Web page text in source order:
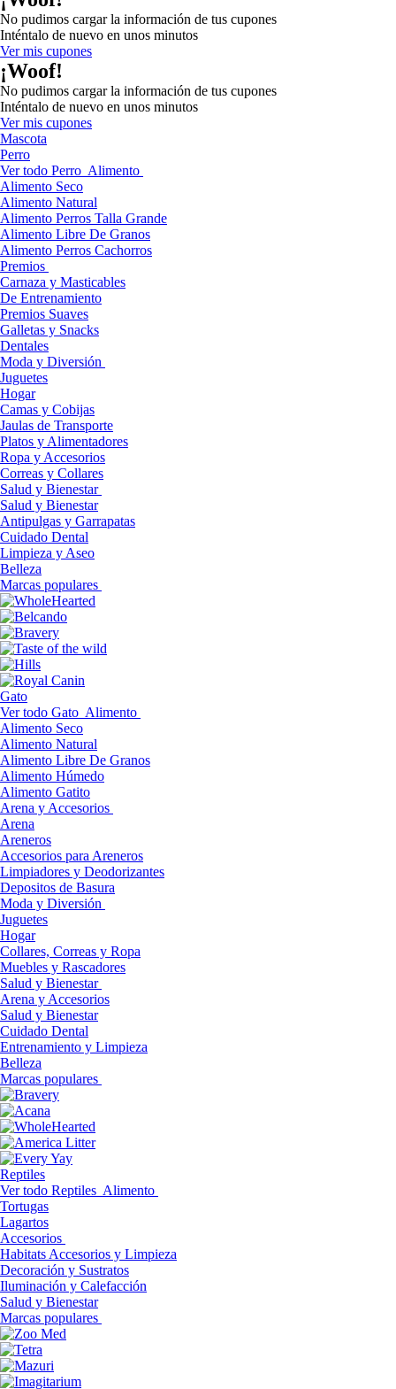
No pudimos cargar la información de tus cupones
Inténtalo de nuevo en unos minutos
Ver mis cupones
¡Woof!
No pudimos cargar la información de tus cupones
Inténtalo de nuevo en unos minutos
Ver mis cupones
Mascota
Perro
Ver todo Perro Alimento
Alimento Seco
Alimento Natural
Alimento Perros Talla Grande
Alimento Libre De Granos
Alimento Perros Cachorros
Premios
Carnaza y Masticables
De Entrenamiento
Premios Suaves
Galletas y Snacks
Dentales
Moda y Diversión
Juguetes
Hogar
Camas y Cobijas
Jaulas de Transporte
Platos y Alimentadores
Ropa y Accesorios
Correas y Collares
Salud y Bienestar
Salud y Bienestar
Antipulgas y Garrapatas
Cuidado Dental
Limpieza y Aseo
Belleza
Marcas populares
Gato
Ver todo Gato Alimento
Alimento Seco
Alimento Natural
Alimento Libre De Granos
Alimento Húmedo
Alimento Gatito
Arena y Accesorios
Arena
Areneros
Accesorios para Areneros
Limpiadores y Deodorizantes
Depositos de Basura
Moda y Diversión
Juguetes
Hogar
Collares, Correas y Ropa
Muebles y Rascadores
Salud y Bienestar
Arena y Accesorios
Salud y Bienestar
Cuidado Dental
Entrenamiento y Limpieza
Belleza
Marcas populares
Reptiles
Ver todo Reptiles Alimento
Tortugas
Lagartos
Accesorios
Habitats Accesorios y Limpieza
Decoración y Sustratos
Iluminación y Calefacción
Salud y Bienestar
Marcas populares